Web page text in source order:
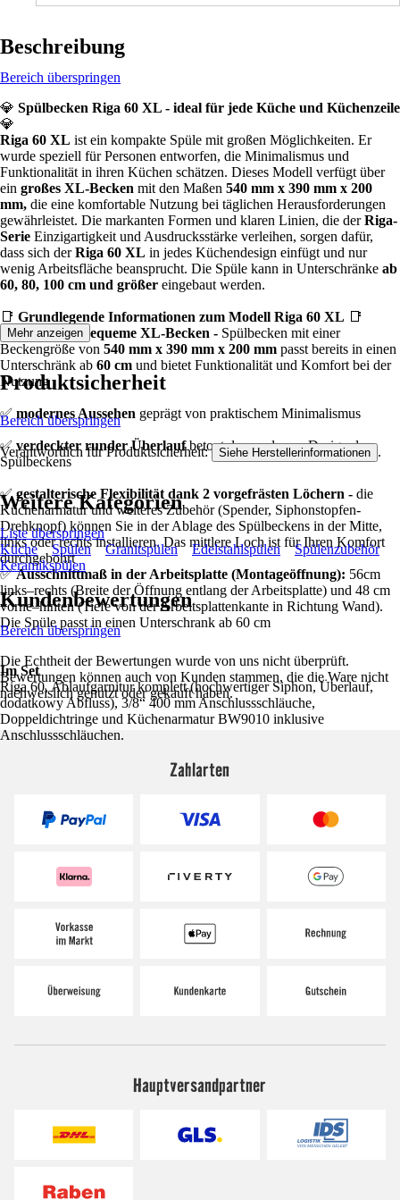
Beschreibung
Bereich überspringen
💎 Spülbecken Riga 60 XL - ideal für jede Küche und Küchenzeile
💎
Riga 60 XL ist ein kompakte Spüle mit großen Möglichkeiten. Er
wurde speziell für Personen entworfen, die Minimalismus und
Funktionalität in ihren Küchen schätzen. Dieses Modell verfügt über
ein großes XL-Becken mit den Maßen 540 mm x 390 mm x 200
mm, die eine komfortable Nutzung bei täglichen Herausforderungen
gewährleistet. Die markanten Formen und klaren Linien, die derRiga-
Serie Einzigartigkeit und Ausdrucksstärke verleihen, sorgen dafür,
dass sich derRiga 60 XL in jedes Küchendesign einfügt und nur
wenig Arbeitsfläche beansprucht. Die Spüle kann in Unterschränke ab
60, 80, 100 cm und größer eingebaut werden.
📑 Grundlegende Informationen zum Modell Riga 60 XL 📑
✅große und bequeme XL-Becken - Spülbecken mit einer
Beckengröße von 540 mm x 390 mm x 200 mm passt bereits in einen
Unterschränk ab 60 cm und bietet Funktionalität und Komfort bei der
Nutzung
✅ modernes Aussehen geprägt von praktischem Minimalismus
✅ verdeckter runder Überlaufbetont das modernes Design des
Spülbeckens
✅gestalterische Flexibilität dank 2 vorgefrästen Löchern - die
Küchenarmatur und weiteres Zubehör (Spender, Siphonstopfen-
Drehknopf) können Sie in der Ablage des Spülbeckens in der Mitte,
links oder rechts installieren. Das mittlere Loch ist für Ihren Komfort
durchgebohrt
✅Ausschnittmaß in der Arbeitsplatte (Montageöffnung): 56cm
links–rechts (Breite der Öffnung entlang der Arbeitsplatte) und 48 cm
vorne–hinten (Tiefe von der Arbeitsplattenkante in Richtung Wand).
Die Spüle passt in einen Unterschrank ab 60 cm
Im Set
Riga 60, Ablaufgarnitur komplett (hochwertiger Siphon, Überlauf,
dodatkowy Abfluss), 3/8“ 400 mm Anschlussschläuche,
Doppeldichtringe und Küchenarmatur BW9010 inklusive
Anschlussschläuchen.
Mehr anzeigen
Produktsicherheit
Bereich überspringen
Verantwortlich für Produktsicherheit: Siehe Herstellerinformationen .
Weitere Kategorien
Liste überspringen
Küche
Spülen Granitspülen Edelstahlspülen
Spülenzubehör
Keramikspülen
Kundenbewertungen
Bereich überspringen
Die Echtheit der Bewertungen wurde von uns nicht überprüft.
Bewertungen können auch von Kunden stammen, die die Ware nicht
nachweislich genutzt oder gekauft haben.
Zahlarten
Hauptversandpartner